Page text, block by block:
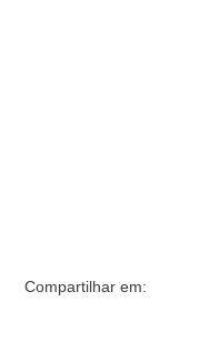
Compartilhar em: